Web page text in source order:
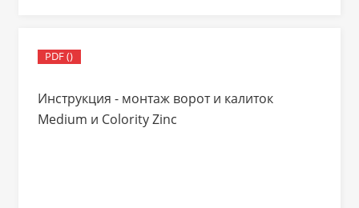
PDF ()
Инструкция - монтаж ворот и калиток
Medium и Colority Zinc